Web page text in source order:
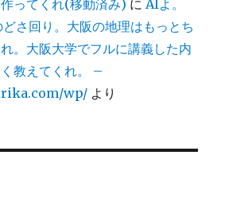
ってくれ(移動済み) にAIよ。
さ回り。大阪の地理はもっとち
。大阪大学でフルに講義した内
教えてくれ。 –
wp/ より